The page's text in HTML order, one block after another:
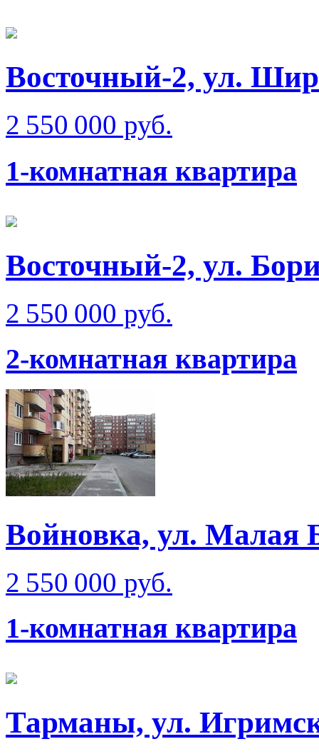
Восточный-2, ул.
2 550 000 руб.
1-комнатная квартира
Восточный-2, ул.
2 550 000 руб.
2-комнатная квартира
Войновка, ул. Малая
2 550 000 руб.
1-комнатная квартира
Тарманы, ул.